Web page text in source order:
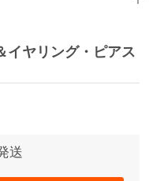
ヤリング・ピアス
送